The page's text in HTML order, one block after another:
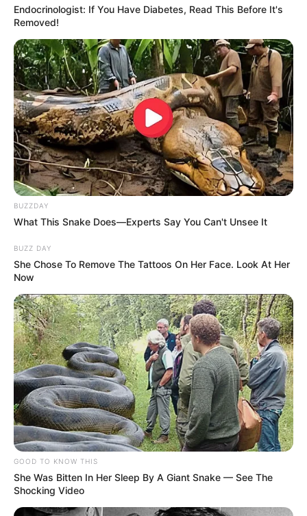
-ad9
O jornalismo do JASB.com.br precisa de você para continuar
marcando ponto na vida das pessoas.Compartilhe as nossas
notícias em suas redes sociais!
Endocrinologist: If You Have Diabetes, Read This Before It's
Removed!
BUZZDAY
What This Snake Does—Experts Say You Can't Unsee It
BUZZ DAY
She Chose To Remove The Tattoos On Her Face. Look At Her
Now
GOOD TO KNOW THIS
She Was Bitten In Her Sleep By A Giant Snake — See The
Shocking Video